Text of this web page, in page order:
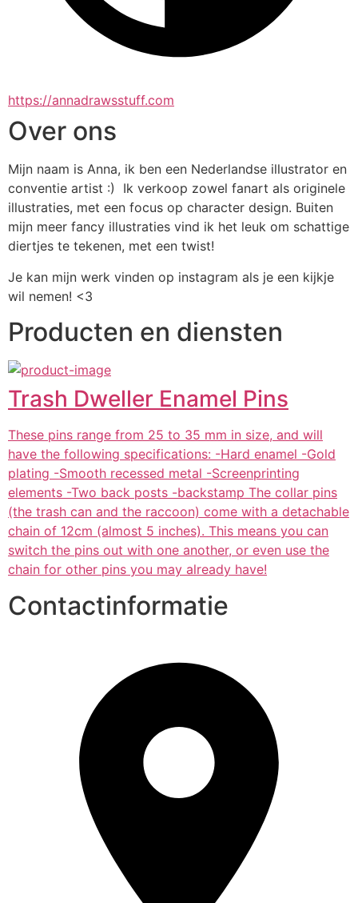
https://annadrawsstuff.com
Over ons
Mijn naam is Anna, ik ben een Nederlandse illustrator en
conventie artist :)  Ik verkoop zowel fanart als originele
illustraties, met een focus op character design. Buiten
mijn meer fancy illustraties vind ik het leuk om schattige
diertjes te tekenen, met een twist!
Je kan mijn werk vinden op instagram als je een kijkje
wil nemen! <3
Producten en diensten
Trash Dweller Enamel Pins
These pins range from 25 to 35 mm in size, and will
have the following specifications: -Hard enamel -Gold
plating -Smooth recessed metal -Screenprinting
elements -Two back posts -backstamp The collar pins
(the trash can and the raccoon) come with a detachable
chain of 12cm (almost 5 inches). This means you can
switch the pins out with one another, or even use the
chain for other pins you may already have!
Contactinformatie